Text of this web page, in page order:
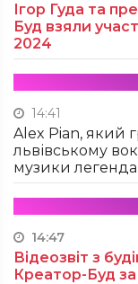
Ігор Гуда та
Буд взяли
2024
14:41
Alex Pian, який
львівському
музики
14:47
Відеозвіт з
Креатор-Буд